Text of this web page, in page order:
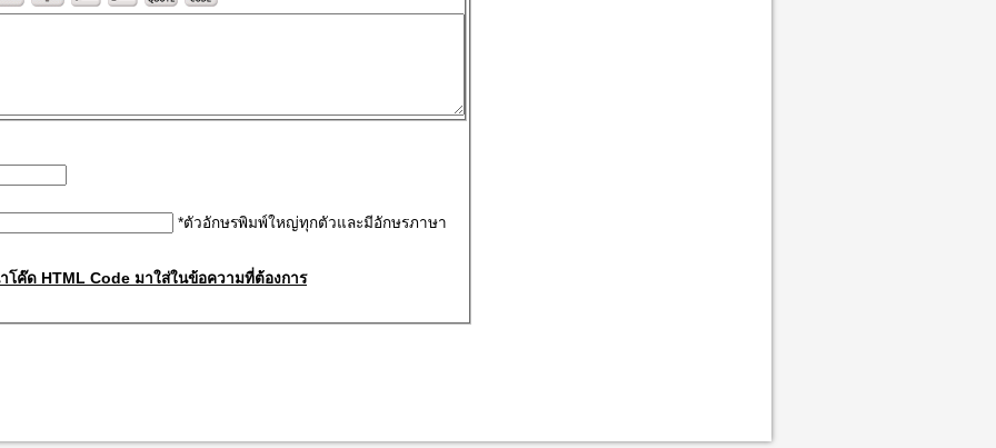
*ตัวอักษรพิมพ์ใหญ่ทุกตัวและมีอักษรภาษา
โค๊ด HTML Code มาใส่ในข้อความที่ต้องการ